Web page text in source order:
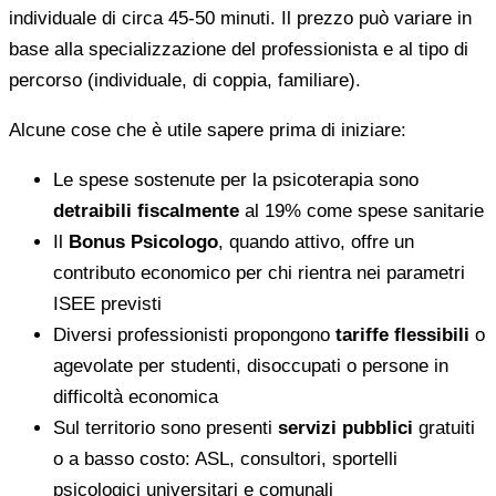
individuale di circa 45-50 minuti. Il prezzo può variare in
base alla specializzazione del professionista e al tipo di
percorso (individuale, di coppia, familiare).
Alcune cose che è utile sapere prima di iniziare:
Le spese sostenute per la psicoterapia sono
detraibili fiscalmente al 19% come spese sanitarie
Il Bonus Psicologo, quando attivo, offre un
contributo economico per chi rientra nei parametri
ISEE previsti
Diversi professionisti propongono tariffe flessibili o
agevolate per studenti, disoccupati o persone in
difficoltà economica
Sul territorio sono presenti servizi pubblici gratuiti
o a basso costo: ASL, consultori, sportelli
psicologici universitari e comunali